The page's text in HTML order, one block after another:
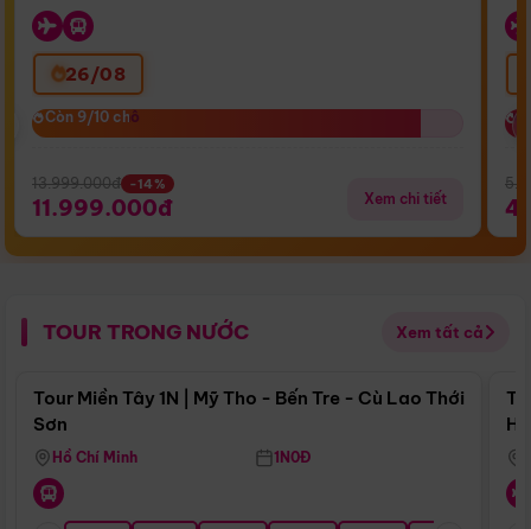
26/08
Còn 9/10 chỗ
Còn 9/10 chỗ
13.999.000đ -14%
11.999.000đ Xem chi tiết
TOUR TRONG NƯỚC Xem tất cả
Điểm nổi bật
Tour Miền Tây 1N | Mỹ Tho - Bến Tre - Cù Lao Thới
Sơn
Hồ Chí Minh 1N0Đ